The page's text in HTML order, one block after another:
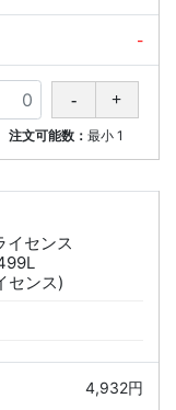
-
注文可能数：最小 1
イセンス
センス)
4,932円